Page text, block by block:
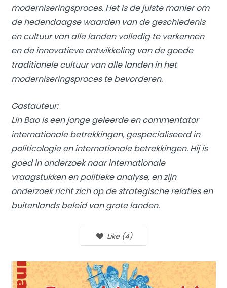
moderniseringsproces. Het is de juiste manier om
de hedendaagse waarden van de geschiedenis
en cultuur van alle landen volledig te verkennen
en de innovatieve ontwikkeling van de goede
traditionele cultuur van alle landen in het
moderniseringsproces te bevorderen.
Gastauteur:
Lin Bao is een jonge geleerde en commentator
internationale betrekkingen, gespecialiseerd in
politicologie en internationale betrekkingen. Hij is
goed in onderzoek naar internationale
vraagstukken en politieke analyse, en zijn
onderzoek richt zich op de strategische relaties en
buitenlands beleid van grote landen.
Like (4)